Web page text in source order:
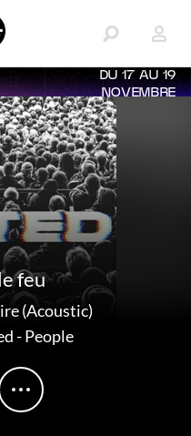
DU 17 AU 19
NOVEMBRE
feu
(Acoustic)
-People